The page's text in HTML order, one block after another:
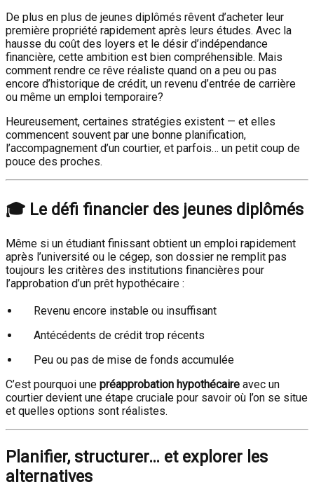
De plus en plus de jeunes diplômés rêvent d’acheter leur
première propriété rapidement après leurs études. Avec la
hausse du coût des loyers et le désir d’indépendance
financière, cette ambition est bien compréhensible. Mais
comment rendre ce rêve réaliste quand on a peu ou pas
encore d’historique de crédit, un revenu d’entrée de carrière
ou même un emploi temporaire?
Heureusement, certaines stratégies existent — et elles
commencent souvent par une bonne planification,
l’accompagnement d’un courtier, et parfois… un petit coup de
pouce des proches.
🎓 Le défi financier des jeunes diplômés
Même si un étudiant finissant obtient un emploi rapidement
après l’université ou le cégep, son dossier ne remplit pas
toujours les critères des institutions financières pour
l’approbation d’un prêt hypothécaire :
Revenu encore instable ou insuffisant
Antécédents de crédit trop récents
Peu ou pas de mise de fonds accumulée
C’est pourquoi une préapprobation hypothécaire avec un
courtier devient une étape cruciale pour savoir où l’on se situe
et quelles options sont réalistes.
Planifier, structurer… et explorer les
alternatives